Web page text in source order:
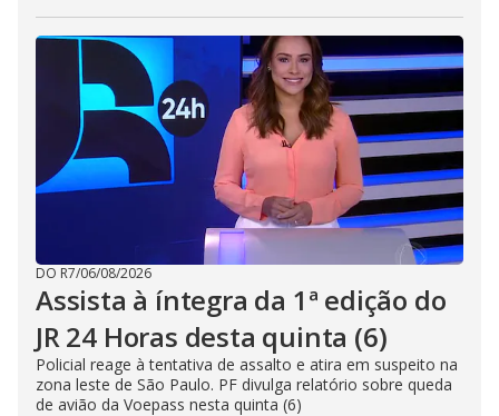
DO R7/06/08/2026
Assista à íntegra da 1ª edição do
JR 24 Horas desta quinta (6)
Policial reage à tentativa de assalto e atira em suspeito na
zona leste de São Paulo. PF divulga relatório sobre queda
de avião da Voepass nesta quinta (6)